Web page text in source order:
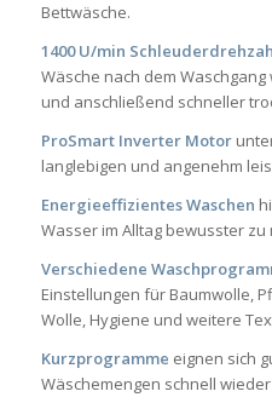
Bettwäsche.
1400 U/min
Wäsche nach dem
und anschließend schneller
ProSmart Inverter Motor
langlebigen und angenehm
Energieeffizientes Waschen
Wasser im Alltag bewusster zu
Verschiedene
Einstellungen für Baumwolle,
Wolle, Hygiene und weitere
Kurzprogramme eignen sich
Wäschemengen schnell